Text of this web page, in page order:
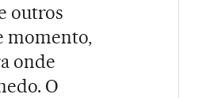
outros
momento,
onde
O